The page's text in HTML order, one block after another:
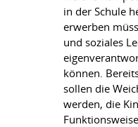
in der Schule
erwerben
und soziales
können.
sollen die
werden, die